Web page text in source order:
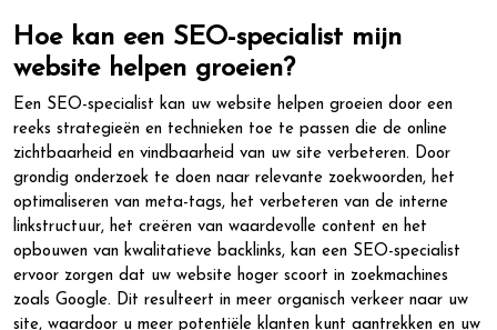
Hoe kan een SEO-specialist mijn
website helpen groeien?
Een SEO-specialist kan uw website helpen groeien door een
reeks strategieën en technieken toe te passen die de online
zichtbaarheid en vindbaarheid van uw site verbeteren. Door
grondig onderzoek te doen naar relevante zoekwoorden, het
optimaliseren van meta-tags, het verbeteren van de interne
linkstructuur, het creëren van waardevolle content en het
opbouwen van kwalitatieve backlinks, kan een SEO-specialist
ervoor zorgen dat uw website hoger scoort in zoekmachines
zoals Google. Dit resulteert in meer organisch verkeer naar uw
site, waardoor u meer potentiële klanten kunt aantrekken en uw